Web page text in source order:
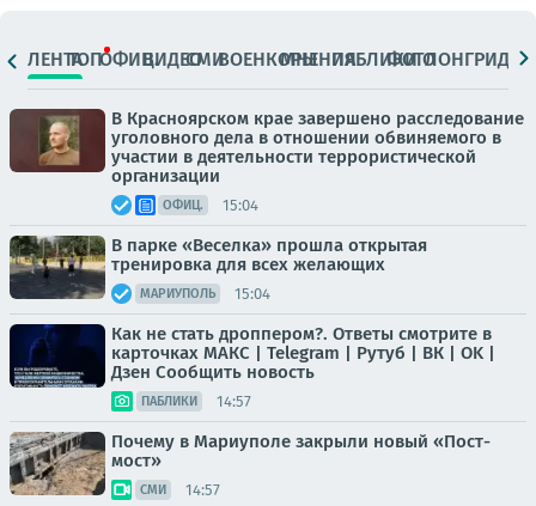
ЛЕНТАТОПОФИЦ.ВИДЕОСМИВОЕНКОРЫМНЕНИЯПАБЛИКИ
ФОТОЛОНГРИДЫ
В Красноярском крае завершено расследование
уголовного дела в отношении обвиняемого в
участии в деятельности террористической
организации
ОФИЦ. 15:04
В парке «Веселка» прошла открытая
тренировка для всех желающих
МАРИУПОЛЬ 15:04
Как не стать дроппером?. Ответы смотрите в
карточках МАКС | Telegram | Рутуб | ВК | OK |
Дзен Сообщить новость
ПАБЛИКИ 14:57
Почему в Мариуполе закрыли новый «Пост-
мост»
СМИ 14:57